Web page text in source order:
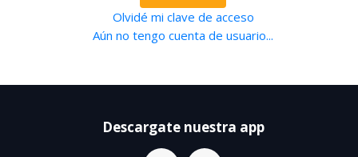
Olvidé mi clave de acceso
Aún no tengo cuenta de usuario...
Descargate nuestra app